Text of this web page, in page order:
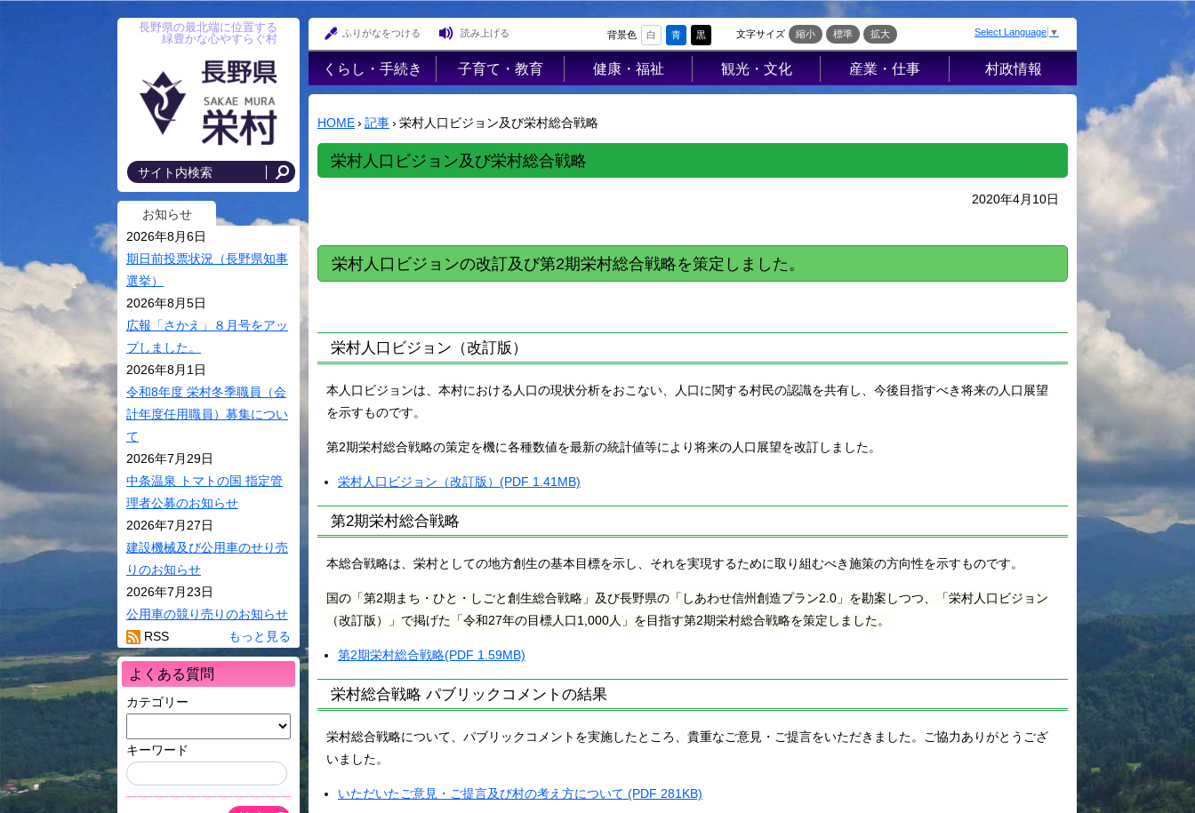
長野県の最北端に位置する
緑豊かな心やすらぐ村
お知らせ
2026年8月6日
期日前投票状況（長野県知事
選挙）
2026年8月5日
広報「さかえ」８月号をアッ
プしました。
2026年8月1日
令和8年度 栄村冬季職員（会
計年度任用職員）募集につい
て
2026年7月29日
中条温泉 トマトの国 指定管
理者公募のお知らせ
2026年7月27日
建設機械及び公用車のせり売
りのお知らせ
2026年7月23日
公用車の競り売りのお知らせ
もっと見る
RSS
よくある質問
カテゴリー
キーワード
ふりがなをつける 読み上げる 背景色 白 青 黒 文字サイズ 縮小 標準 拡大 Select Language ▼
くらし・手続き
戸籍・印鑑登
録・住民登録
年金
税金･各種使用料
落排水
交通安全・防犯
環境・ごみ・リ
サイクル
村民活動
相談窓口
バス・JR･かたく
り号ダイヤ
ペット
ケーブルテレビ
子育て・教育
子育て支援
母子の健康・予
母子の保健
生涯学習
健康・福祉
高齢者福祉
介護保険
母子保健
健康増進
食育
すみれの家
AED
観光・文化
観光
歴史・文化
歴史文化館「こ
産業・仕事
届出・証明・法
入札・契約
村政情報
村の概要
条例・例規
人事・職員募集
統計・人口
広報さかえ
地域おこし協力
過去のお知らせ
HOME› 記事› 栄村人口ビジョン及び栄村総合戦略
栄村人口ビジョン及び栄村総合戦略
2020年4月10日
栄村人口ビジョンの改訂及び第2期栄村総合戦略を策定しました。
栄村人口ビジョン（改訂版）
本人口ビジョンは、本村における人口の現状分析をおこない、人口に関する村民の認識を共有し、今後目指すべき将来の人口展望
を示すものです。
第2期栄村総合戦略の策定を機に各種数値を最新の統計値等により将来の人口展望を改訂しました。
栄村人口ビジョン（改訂版）(PDF 1.41MB)
第2期栄村総合戦略
本総合戦略は、栄村としての地方創生の基本目標を示し、それを実現するために取り組むべき施策の方向性を示すものです。
国の「第2期まち・ひと・しごと創生総合戦略」及び長野県の「しあわせ信州創造プラン2.0」を勘案しつつ、「栄村人口ビジョン
（改訂版）」で掲げた「令和27年の目標人口1,000人」を目指す第2期栄村総合戦略を策定しました。
第2期栄村総合戦略(PDF 1.59MB)
栄村総合戦略 パブリックコメントの結果
栄村総合戦略について、パブリックコメントを実施したところ、貴重なご意見・ご提言をいただきました。ご協力ありがとうござ
いました。
いただいたご意見・ご提言及び村の考え方について (PDF 281KB)